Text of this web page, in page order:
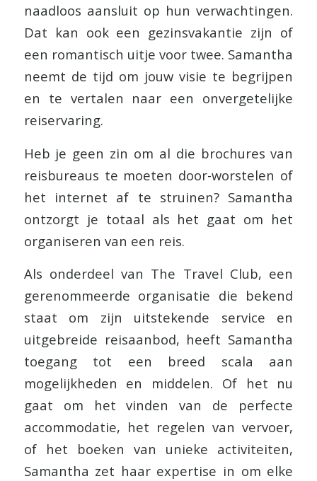
naadloos aansluit op hun verwachtingen.
Dat kan ook een gezinsvakantie zijn of
een romantisch uitje voor twee. Samantha
neemt de tijd om jouw visie te begrijpen
en te vertalen naar een onvergetelijke
reiservaring.
Heb je geen zin om al die brochures van
reisbureaus te moeten door-worstelen of
het internet af te struinen? Samantha
ontzorgt je totaal als het gaat om het
organiseren van een reis.
Als onderdeel van The Travel Club, een
gerenommeerde organisatie die bekend
staat om zijn uitstekende service en
uitgebreide reisaanbod, heeft Samantha
toegang tot een breed scala aan
mogelijkheden en middelen. Of het nu
gaat om het vinden van de perfecte
accommodatie, het regelen van vervoer,
of het boeken van unieke activiteiten,
Samantha zet haar expertise in om elke